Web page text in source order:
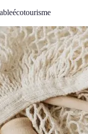
écotourisme